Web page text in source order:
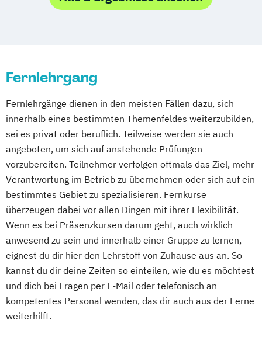
Tierheilpraktiker + Homöopathie
Tierheilpraktiker/-in mit zusätzlicher
Fachrichtung "Tierernährungsberater"
Villingen-Schwenningen
Kinderheilkunde
Tierheilpraktiker
Paracelsus Gesundheitsakademien
Fernlehrgang
Fernlehrgänge dienen in den meisten Fällen dazu, sich
innerhalb eines bestimmten Themenfeldes weiterzubilden,
sei es privat oder beruflich. Teilweise werden sie auch
angeboten, um sich auf anstehende Prüfungen
vorzubereiten. Teilnehmer verfolgen oftmals das Ziel, mehr
Verantwortung im Betrieb zu übernehmen oder sich auf ein
bestimmtes Gebiet zu spezialisieren. Fernkurse
überzeugen dabei vor allen Dingen mit ihrer Flexibilität.
Wenn es bei Präsenzkursen darum geht, auch wirklich
anwesend zu sein und innerhalb einer Gruppe zu lernen,
eignest du dir hier den Lehrstoff von Zuhause aus an. So
kannst du dir deine Zeiten so einteilen, wie du es möchtest
und dich bei Fragen per E-Mail oder telefonisch an
kompetentes Personal wenden, das dir auch aus der Ferne
weiterhilft.